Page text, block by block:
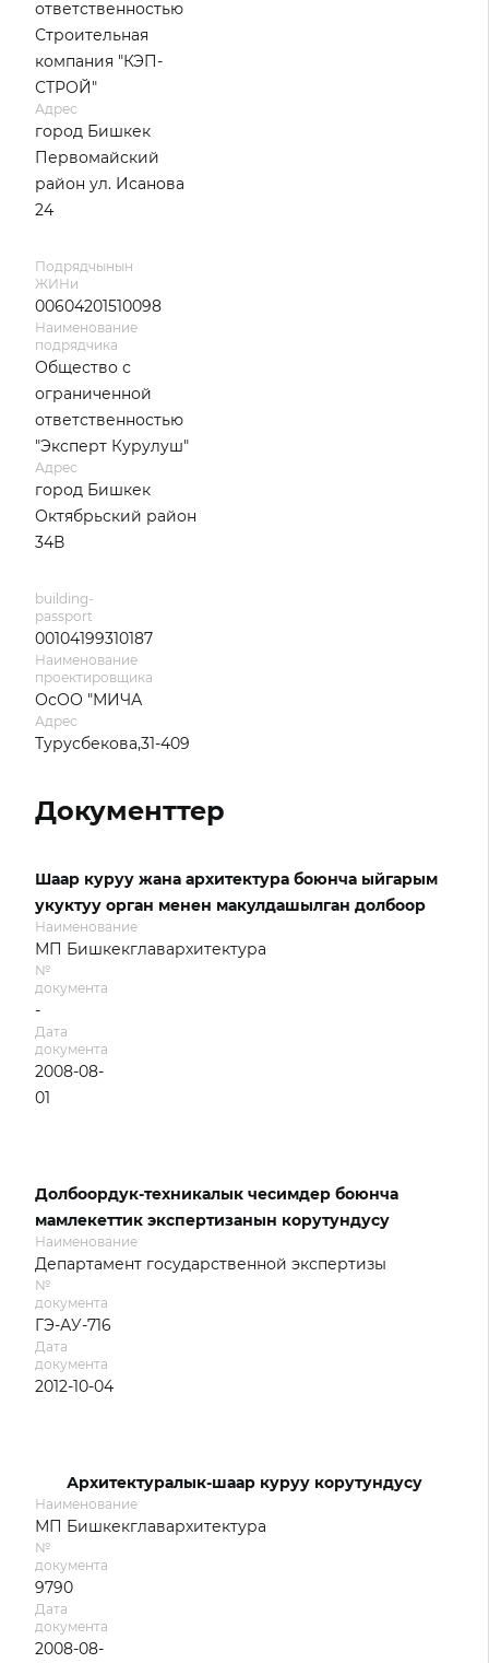
ответственностью
Строительная
компания "КЭП-
СТРОЙ"
Адрес
город Бишкек
Первомайский
район ул. Исанова
24
Подрядчынын
ЖИНи
00604201510098
Наименование
подрядчика
Общество с
ограниченной
ответственностью
"Эксперт Курулуш"
Адрес
город Бишкек
Октябрьский район
34В
building-
passport
00104199310187
Наименование
проектировщика
ОсОО "МИЧА
Адрес
Турусбекова,31-409
Документтер
Шаар куруу жана архитектура боюнча ыйгарым
укуктуу орган менен макулдашылган долбоор
Наименование
МП Бишкекглавархитектура
№
документа
-
Дата
документа
2008-08-
01
Долбоордук-техникалык чесимдер боюнча
мамлекеттик экспертизанын корутундусу
Наименование
Департамент государственной экспертизы
№
документа
ГЭ-АУ-716
Дата
документа
2012-10-04
Архитектуралык-шаар куруу корутундусу
Наименование
МП Бишкекглавархитектура
№
документа
9790
Дата
документа
2008-08-